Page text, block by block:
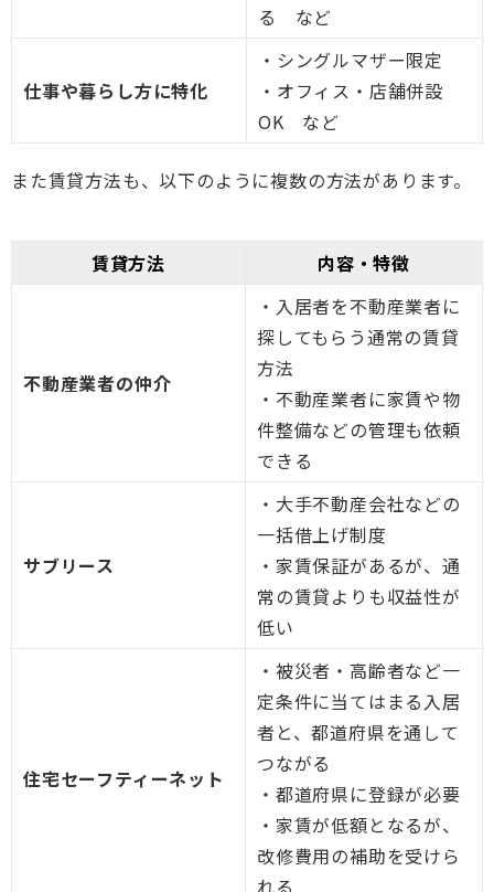
る など
仕事や暮らし方に特化
・シングルマザー限定
・オフィス・店舗併設
OK など
また賃貸方法も、以下のように複数の方法があります。
賃貸方法 内容・特徴
不動産業者の仲介
・入居者を不動産業者に
探してもらう通常の賃貸
方法
・不動産業者に家賃や物
件整備などの管理も依頼
できる
サブリース
・大手不動産会社などの
一括借上げ制度
・家賃保証があるが、通
常の賃貸よりも収益性が
低い
住宅セーフティーネット
・被災者・高齢者など一
定条件に当てはまる入居
者と、都道府県を通して
つながる
・都道府県に登録が必要
・家賃が低額となるが、
改修費用の補助を受けら
れる